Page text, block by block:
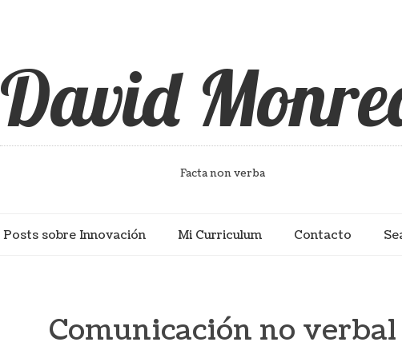
David
Facta non verba
Posts sobre Innovación Mi Curriculum Contacto
Comunicación no verbal